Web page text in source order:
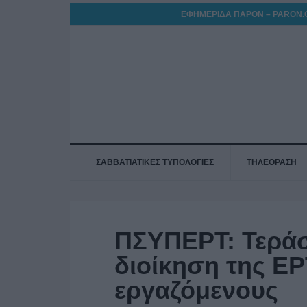
ΕΦΗΜΕΡΙΔΑ ΠΑΡΟΝ –
ΣΑΒΒΑΤΙΑΤΙΚΕΣ ΤΥΠΟΛΟΓΙΕΣ ΤΗΛΕΟΡΑΣΗ
ΠΣΥΠΕΡΤ:
διοίκηση της
εργαζόμενους